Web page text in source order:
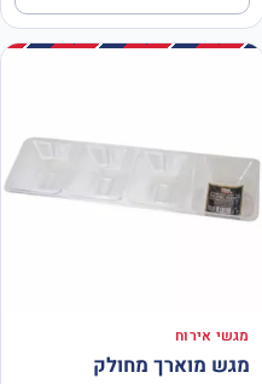
מגשי אירוח
מגש מוארך מחולק